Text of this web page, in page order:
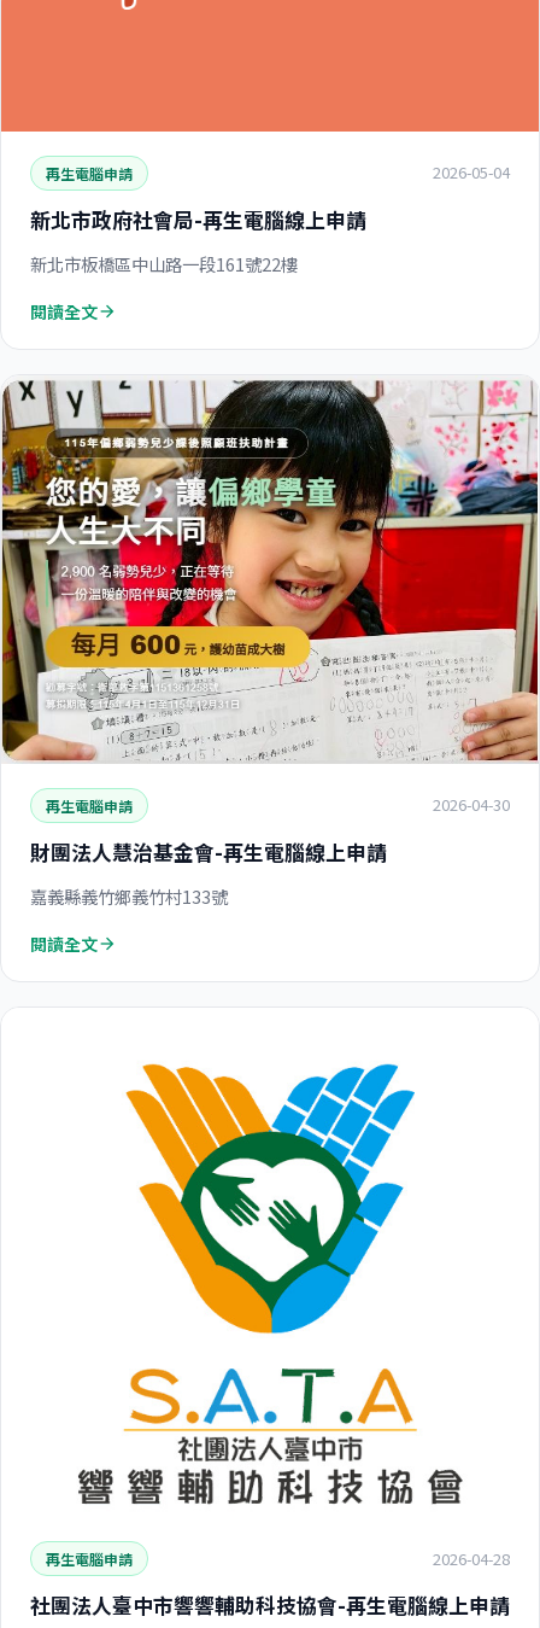
再生電腦申請 2026-05-04
新北市政府社會局-再生電腦線上申請
新北市板橋區中山路一段161號22樓
閱讀全文arrow_forward
再生電腦申請 2026-04-30
財團法人慧治基金會-再生電腦線上申請
嘉義縣義竹鄉義竹村133號
閱讀全文arrow_forward
再生電腦申請 2026-04-28
社團法人臺中市響響輔助科技協會-再生電腦線上申請